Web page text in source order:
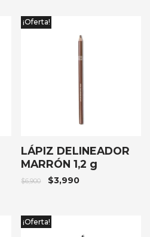
¡Oferta!
LÁPIZ DELINEADOR
MARRÓN 1,2 g
$6,900 $3,990
¡Oferta!